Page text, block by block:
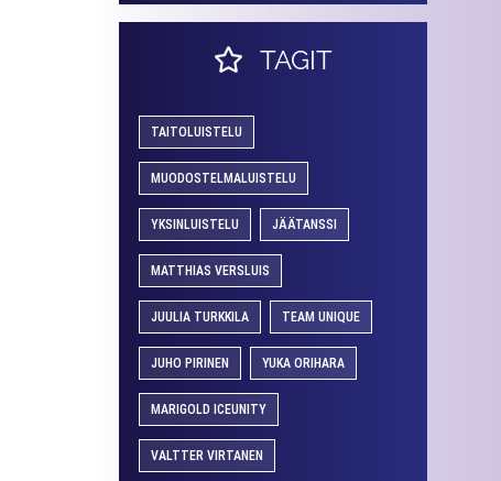
TAGIT
TAITOLUISTELU
MUODOSTELMALUISTELU
YKSINLUISTELU JÄÄTANSSI
MATTHIAS VERSLUIS
JUULIA TURKKILA TEAM UNIQUE
JUHO PIRINEN YUKA ORIHARA
MARIGOLD ICEUNITY
VALTTER VIRTANEN